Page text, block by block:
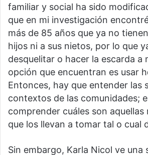
familiar y social ha sido
que en mi investigación
más de 85 años que ya no
hijos ni a sus nietos, por lo que
desquelitar o hacer la escarda a
opción que encuentran es usar
Entonces, hay que entender las
contextos de las comunidades;
comprender cuáles son
que los llevan a tomar tal o cual
Sin embargo, Karla Nicol ve una